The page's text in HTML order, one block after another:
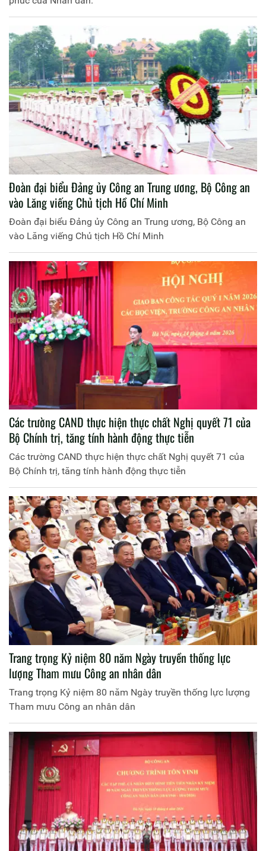
Đoàn đại biểu Đảng ủy Công an Trung ương, Bộ Công an
vào Lăng viếng Chủ tịch Hồ Chí Minh
Đoàn đại biểu Đảng ủy Công an Trung ương, Bộ Công an
vào Lăng viếng Chủ tịch Hồ Chí Minh
Các trường CAND thực hiện thực chất Nghị quyết 71 của
Bộ Chính trị, tăng tính hành động thực tiễn
Các trường CAND thực hiện thực chất Nghị quyết 71 của
Bộ Chính trị, tăng tính hành động thực tiễn
Trang trọng Kỷ niệm 80 năm Ngày truyền thống lực
lượng Tham mưu Công an nhân dân
Trang trọng Kỷ niệm 80 năm Ngày truyền thống lực lượng
Tham mưu Công an nhân dân